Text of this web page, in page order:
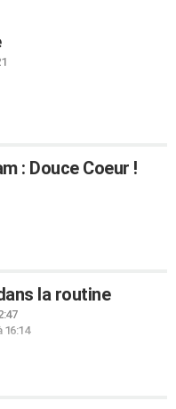
: Douce Coeur !
la routine
16:14